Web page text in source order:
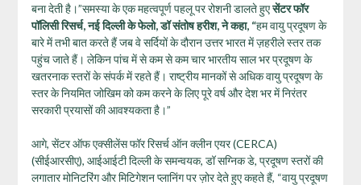
बना देती है।”समस्या के एक महत्वपूर्ण पहलू पर रोशनी डालते हुएसेंटर फॉर
पॉलिसी रिसर्च, नई दिल्ली के फेलो, डॉ संतोष हरीश, ने कहा, “हम वायु प्रदूषण के
बारे में तभी बात करते हैं जब वे सर्दियों के दौरान उत्तर भारत में ज़हरीले स्तर तक
पहुंच जाते हैं। लेकिन पांच में से कम से कम चार भारतीय साल भर प्रदूषण के
खतरनाक स्तरों के संपर्क में रहते हैं। राष्ट्रीय मानकों से अधिक वायु प्रदूषण के
स्तर के नियमित जोखिम को कम करने के लिए पूरे वर्ष और देश भर में निरंतर
सरकारी प्रयासों की आवश्यकता है।”
आगे, सेंटर ऑफ एक्सीलेंस फॉर रिसर्च ऑन क्लीन एयर (CERCA)
(सीईआरसीए), आईआईटी दिल्ली के समन्वयक, डॉ सग्निक डे, प्रदूषण स्तरों की
लगातार मोनिटरिंग और मिटिगेशन प्लानिंग पर ज़ोर देते हुए कहते हैं, “वायु प्रदूषण